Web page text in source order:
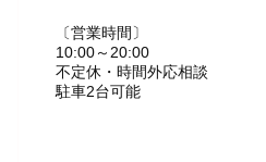
〔営業時間〕
10:00～20:00
不定休・時間外応相談
駐車2台可能